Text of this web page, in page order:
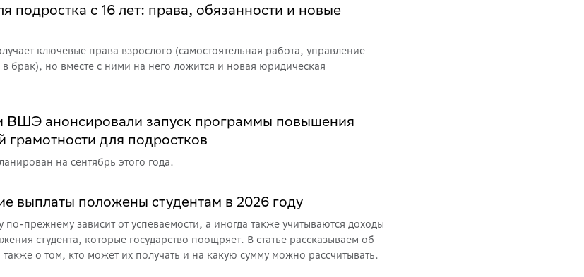
подростка с 16 лет: права, обязанности и новые
ключевые права взрослого (самостоятельная работа, управление
брак), но вместе с ними на него ложится и новая юридическая
анонсировали запуск программы повышения
грамотности для подростков
на сентябрь этого года.
выплаты положены студентам в 2026 году
по-прежнему зависит от успеваемости, а иногда также учитываются доходы
студента, которые государство поощряет. В статье рассказываем об
о том, кто может их получать и на какую сумму можно рассчитывать.